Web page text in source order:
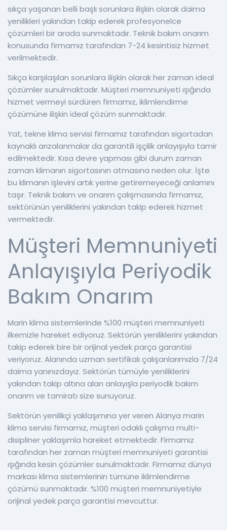
sıkça yaşanan belli başlı sorunlara ilişkin olarak daima
yenilikleri yakından takip ederek profesyonelce
çözümleri bir arada sunmaktadır. Teknik bakım onarım
konusunda firmamız tarafından 7-24 kesintisiz hizmet
verilmektedir.
Sıkça karşılaşılan sorunlara ilişkin olarak her zaman ideal
çözümler sunulmaktadır. Müşteri memnuniyeti ışığında
hizmet vermeyi sürdüren firmamız, iklimlendirme
çözümüne ilişkin ideal çözüm sunmaktadır.
Yat, tekne klima servisi firmamız tarafından sigortadan
kaynaklı arızalanmalar da garantili işçilik anlayışıyla tamir
edilmektedir. Kısa devre yapması gibi durum zaman
zaman klimanın sigortasının atmasına neden olur. İşte
bu klimanın işlevini artık yerine getiremeyeceği anlamını
taşır. Teknik bakım ve onarım çalışmasında firmamız,
sektörünün yeniliklerini yakından takip ederek hizmet
vermektedir.
Müşteri Memnuniyeti
Anlayışıyla Periyodik
Bakım Onarım
Marin klima sistemlerinde %100 müşteri memnuniyeti
ilkemizle hareket ediyoruz. Sektörün yeniliklerini yakından
takip ederek bire bir orijinal yedek parça garantisi
veriyoruz. Alanında uzman sertifikalı çalışanlarımızla 7/24
daima yanınızdayız. Sektörün tümüyle yeniliklerini
yakından takip altına alan anlayışla periyodik bakım
onarım ve tamiratı size sunuyoruz.
Sektörün yenilikçi yaklaşımına yer veren Alanya marin
klima servisi firmamız, müşteri odaklı çalışma multi-
disipliner yaklaşımla hareket etmektedir. Firmamız
tarafından her zaman müşteri memnuniyeti garantisi
ışığında kesin çözümler sunulmaktadır. Firmamız dünya
markası klima sistemlerinin tümüne iklimlendirme
çözümü sunmaktadır. %100 müşteri memnuniyetiyle
orijinal yedek parça garantisi mevcuttur.